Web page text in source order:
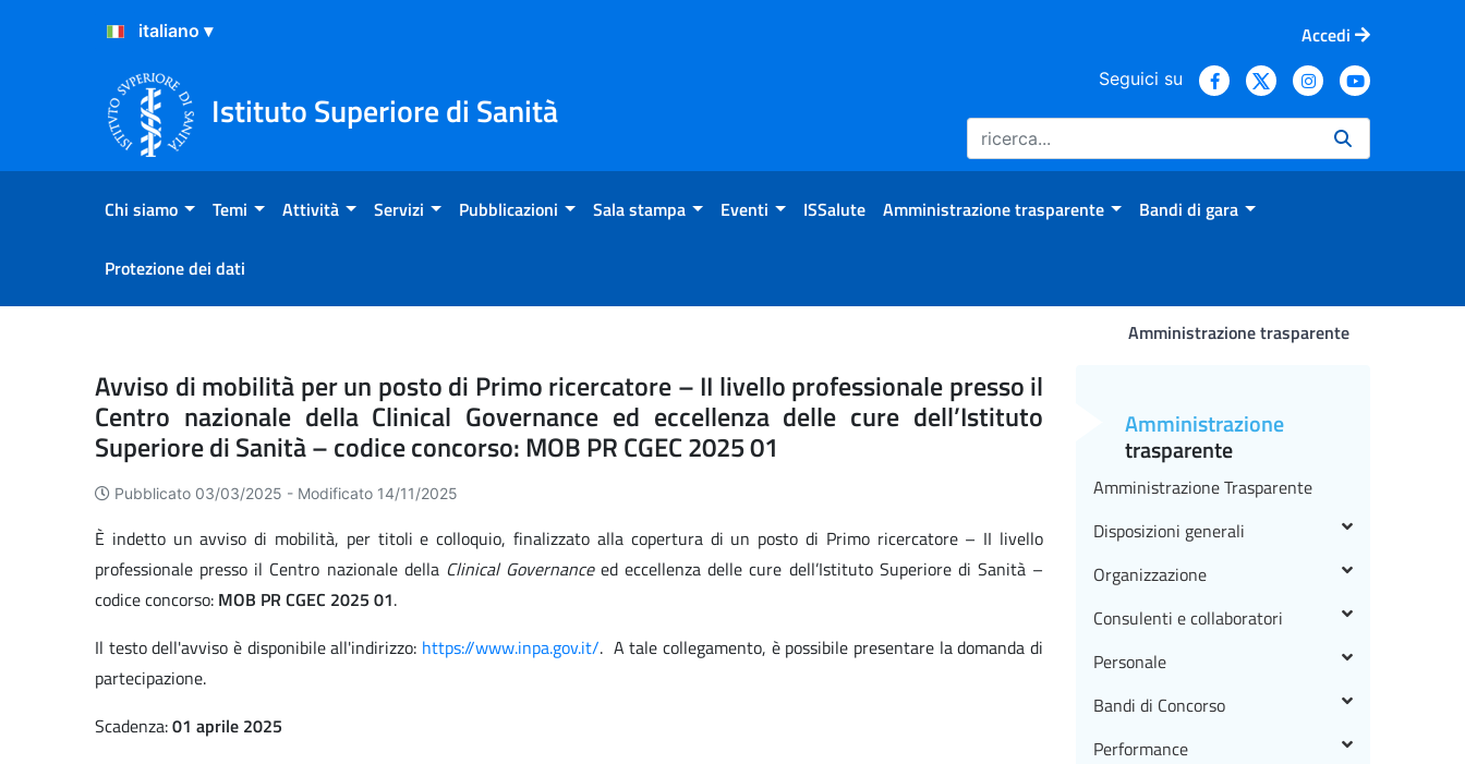
Salta al Contenuto
Salta al Footer
Accedi
Istituto Superiore di Sanità
Seguici su
Chi siamo Temi Attività Servizi Pubblicazioni Sala stampa Eventi ISSalute Amministrazione trasparente Bandi di gara
Protezione dei dati
Amministrazione trasparente
Avviso di mobilità per un posto di Primo ricercatore – II livello professionale
Avviso di mobilità per un posto di Primo ricercatore – II livello professionale presso il
Centro nazionale della Clinical Governance ed eccellenza delle cure dell’Istituto
Superiore di Sanità – codice concorso: MOB PR CGEC 2025 01
Pubblicato 03/03/2025 - Modificato 14/11/2025
È indetto un avviso di mobilità, per titoli e colloquio, finalizzato alla copertura di un posto di Primo ricercatore – II livello
professionale presso il Centro nazionale della Clinical Governanceed eccellenza delle cure dell’Istituto Superiore di Sanità –
codice concorso: MOB PR CGEC 2025 01.
Il testo dell'avviso è disponibile all'indirizzo: https://www.inpa.gov.it/. A tale collegamento, è possibile presentare la domanda di
partecipazione.
Scadenza:01 aprile 2025
Amministrazione
trasparente
Amministrazione Trasparente
Disposizioni generali
Organizzazione
Consulenti e collaboratori
Personale
Bandi di Concorso
Performance